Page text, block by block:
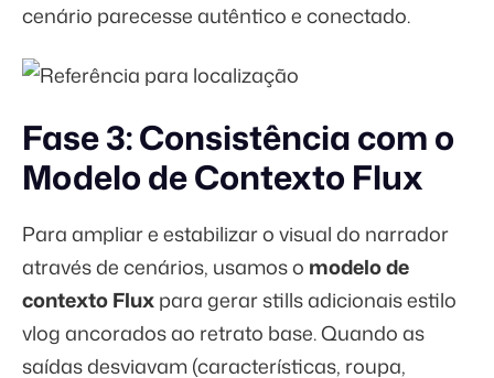
cenário parecesse autêntico e conectado.
Fase 3: Consistência com o
Modelo de Contexto Flux
Para ampliar e estabilizar o visual do narrador
através de cenários, usamos o modelo de
contexto Fluxpara gerar stills adicionais estilo
vlog ancorados ao retrato base. Quando as
saídas desviavam (características, roupa,